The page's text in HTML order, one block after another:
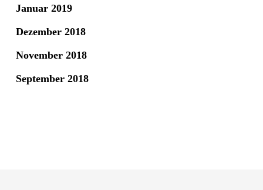
Januar 2019
Dezember 2018
November 2018
September 2018